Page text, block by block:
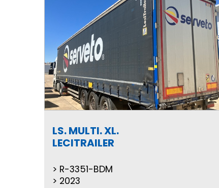
LS. MULTI. XL.
LECITRAILER
R-3351-BDM
2023